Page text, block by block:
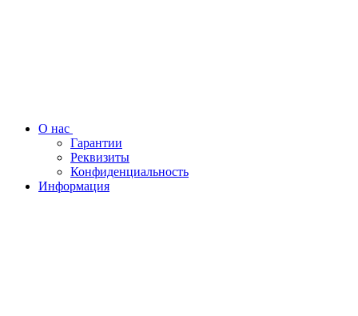
О нас
Гарантии
Реквизиты
Конфиденциальность
Информация